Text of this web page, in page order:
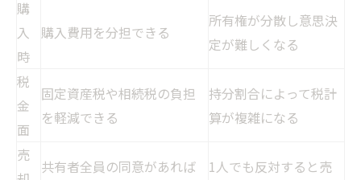
購
入
時
購入費用を分担できる
所有権が分散し意思決
定が難しくなる
税
金
面
固定資産税や相続税の負担
を軽減できる
持分割合によって税計
算が複雑になる
売
共有者全員の同意があれば 1人でも反対すると売